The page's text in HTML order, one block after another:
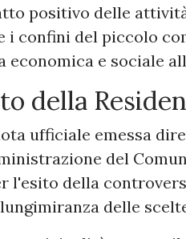
positivo delle
i confini del piccolo
economica e sociale
della
ufficiale emessa
del
l'esito della
delle